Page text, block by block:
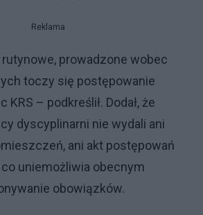
Reklama
rutynowe, prowadzone wobec
toczy się postępowanie
KRS – podkreślił. Dodał, że
dyscyplinarni nie wydali ani
ani akt postępowań
uniemożliwia obecnym
obowiązków.